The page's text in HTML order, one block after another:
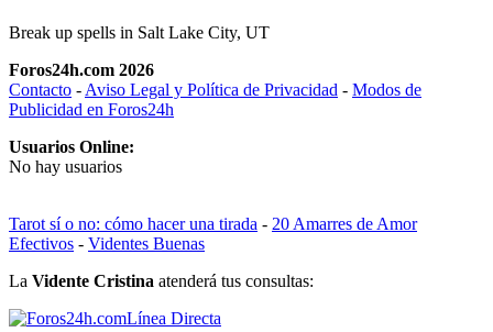
Break up spells in Salt Lake City, UT
Foros24h.com 2026
Contacto - Aviso Legal y Política de Privacidad - Modos de
Publicidad en Foros24h
Usuarios Online:
No hay usuarios
Tarot sí o no: cómo hacer una tirada - 20 Amarres de Amor
Efectivos - Videntes Buenas
La Vidente Cristina atenderá tus consultas:
Línea Directa